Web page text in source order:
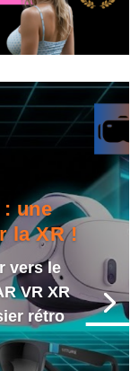
: une
la XR !
vers le
VR XR
rétro